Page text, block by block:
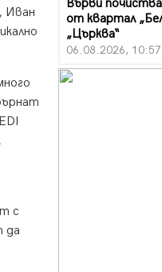
Иван
с
да
Върви
от квартал
„Църква“
06.08.2026, 10:57
Четири сигнала